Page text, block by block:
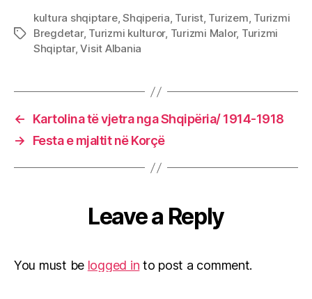
Tags
kultura shqiptare,Shqiperia, Turist, Turizem, Turizmi
Bregdetar, Turizmi kulturor, Turizmi Malor, Turizmi
Shqiptar,Visit Albania
←
Kartolina të vjetra nga Shqipëria/ 1914-1918
→
Festa e mjaltit në Korçë
Leave a Reply
You must be logged in to post a comment.